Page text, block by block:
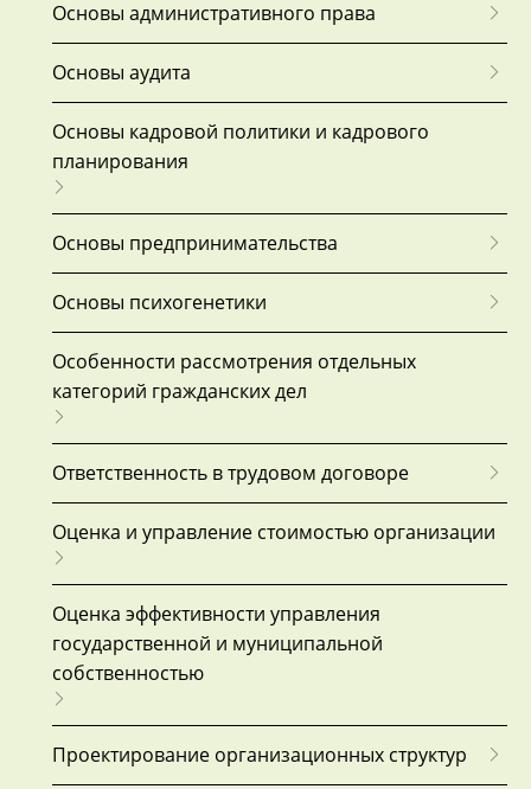
Основы административного права
Основы аудита
Основы кадровой политики и кадрового
планирования
Основы предпринимательства
Основы психогенетики
Особенности рассмотрения отдельных
категорий гражданских дел
Ответственность в трудовом договоре
Оценка и управление стоимостью организации
Оценка эффективности управления
государственной и муниципальной
собственностью
Проектирование организационных структур